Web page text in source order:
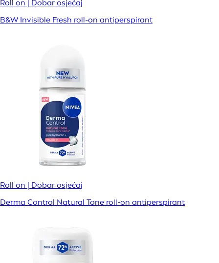
Roll on | Dobar osjećaj
B&W Invisible Fresh roll-on antiperspirant
Roll on | Dobar osjećaj
Derma Control Natural Tone roll-on antiperspirant